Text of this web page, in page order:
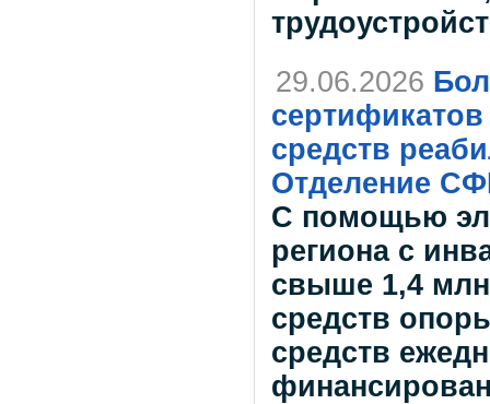
29.06.2026
средств
Отделение
С помощью
региона с
свыше 1,4 млн
средств
средств